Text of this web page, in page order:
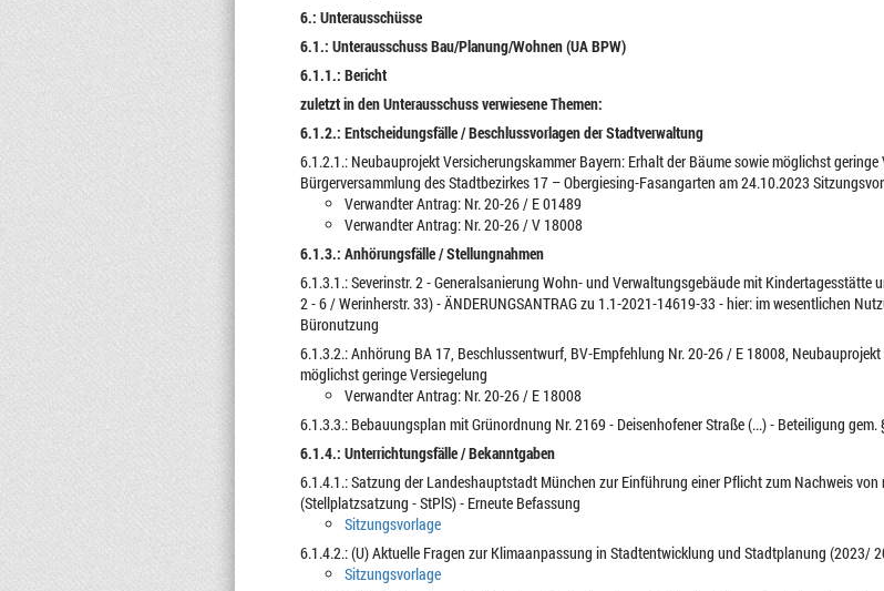
6.: Unterausschüsse
6.1.: Unterausschuss Bau/Planung/Wohnen (UA BPW)
6.1.1.: Bericht
zuletzt in den Unterausschuss verwiesene Themen:
6.1.2.: Entscheidungsfälle / Beschlussvorlagen der Stadtverwaltung
6.1.2.1.: Neubauprojekt Versicherungskammer Bayern: Erhalt der Bäume sowie möglichst
Bürgerversammlung des Stadtbezirkes 17 – Obergiesing-Fasangarten am 24.10.2023
Verwandter Antrag: Nr. 20-26 / E 01489
Verwandter Antrag: Nr. 20-26 / V 18008
6.1.3.: Anhörungsfälle / Stellungnahmen
6.1.3.1.: Severinstr. 2 - Generalsanierung Wohn- und Verwaltungsgebäude mit
2 - 6 / Werinherstr. 33) - ÄNDERUNGSANTRAG zu 1.1-2021-14619-33 - hier: im wesentlichen
Büronutzung
6.1.3.2.: Anhörung BA 17, Beschlussentwurf, BV-Empfehlung Nr. 20-26 / E 18008,
möglichst geringe Versiegelung
Verwandter Antrag: Nr. 20-26 / E 18008
6.1.3.3.: Bebauungsplan mit Grünordnung Nr. 2169 - Deisenhofener Straße (...) - Beteiligung
6.1.4.: Unterrichtungsfälle / Bekanntgaben
6.1.4.1.: Satzung der Landeshauptstadt München zur Einführung einer Pflicht zum Nachweis
(Stellplatzsatzung - StPlS) - Erneute Befassung
Sitzungsvorlage
6.1.4.2.: (U) Aktuelle Fragen zur Klimaanpassung in Stadtentwicklung und Stadtplanung (2023/
Sitzungsvorlage